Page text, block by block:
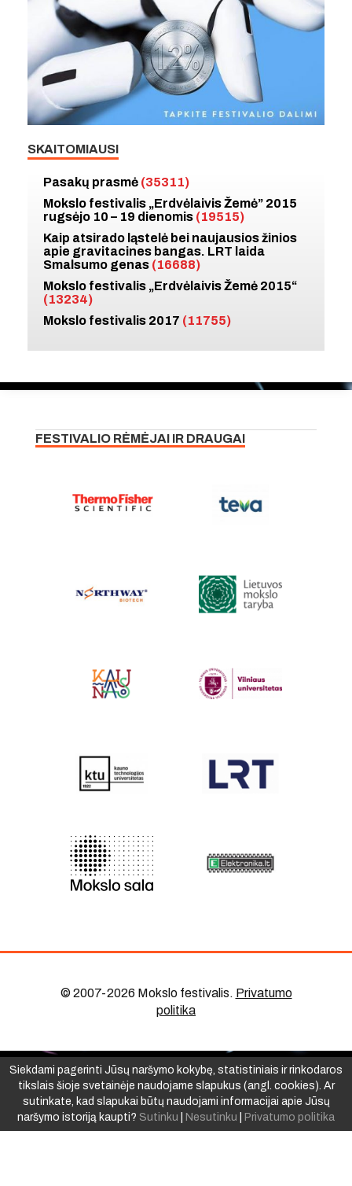
SKAITOMIAUSI
Pasakų prasmė (35311)
Mokslo festivalis „Erdvėlaivis Žemė” 2015
rugsėjo 10 – 19 dienomis (19515)
Kaip atsirado ląstelė bei naujausios žinios
apie gravitacines bangas. LRT laida
Smalsumo genas (16688)
Mokslo festivalis „Erdvėlaivis Žemė 2015“
(13234)
Mokslo festivalis 2017 (11755)
FESTIVALIO RĖMĖJAI IR DRAUGAI
© 2007-2026 Mokslo festivalis. Privatumo
politika
Siekdami pagerinti Jūsų naršymo kokybę, statistiniais ir rinkodaros
tikslais šioje svetainėje naudojame slapukus (angl. cookies). Ar
sutinkate, kad slapukai būtų naudojami informacijai apie Jūsų
naršymo istoriją kaupti? Sutinku Nesutinku Privatumo politika